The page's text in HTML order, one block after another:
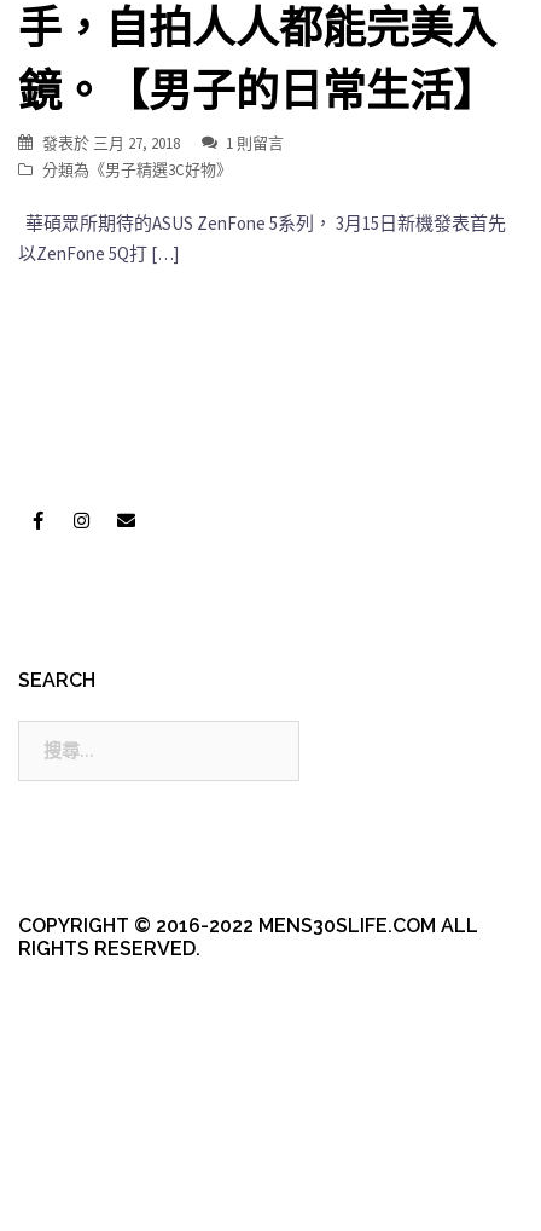
手，自拍人人都能完美入
鏡。【男子的日常生活】
發表於 三月 27, 2018
1 則留言
分類為《男子精選3C好物》
華碩眾所期待的ASUS ZenFone 5系列， 3月15日新機發表首先
以ZenFone 5Q打 […]
SEARCH
COPYRIGHT © 2016-2022 MENS30SLIFE.COM ALL
RIGHTS RESERVED.